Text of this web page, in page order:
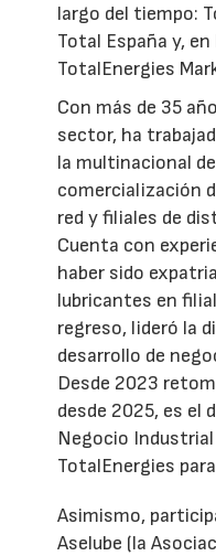
largo del tiempo:
Total España y,
TotalEnergies
Con más de 35
sector, ha
la multinacional
comercialización
red y filiales de
Cuenta con
haber sido
lubricantes en
regreso, lideró la
desarrollo de
Desde 2023
desde 2025, es el
Negocio
TotalEnergies
Asimismo,
Aselube (la